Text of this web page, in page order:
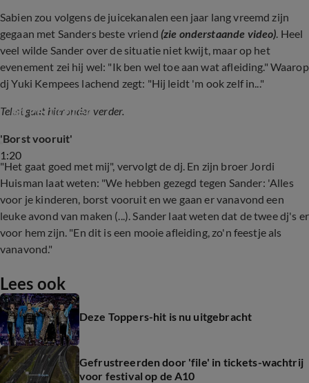
Sabien zou volgens de juicekanalen een jaar lang vreemd zijn
gegaan met Sanders beste vriend (zie onderstaande video). Heel
veel wilde Sander over de situatie niet kwijt, maar op het
evenement zei hij wel: "Ik ben wel toe aan wat afleiding." Waarop
dj Yuki Kempees lachend zegt: "Hij leidt 'm ook zelf in..."
Tekst gaat hieronder verder.
1:20
Sander van Kriss Kross Amsterdam reageert
op geruchten
'Borst vooruit'
"Het gaat goed met mij", vervolgt de dj. En zijn broer Jordi
Huisman laat weten: "We hebben gezegd tegen Sander: 'Alles
voor je kinderen, borst vooruit en we gaan er vanavond een
leuke avond van maken (...). Sander laat weten dat de twee dj's er
voor hem zijn. "En dit is een mooie afleiding, zo'n feestje als
vanavond."
Lees ook
Deze Toppers-hit is nu uitgebracht
Gefrustreerden door 'file' in tickets-wachtrij
voor festival op de A10